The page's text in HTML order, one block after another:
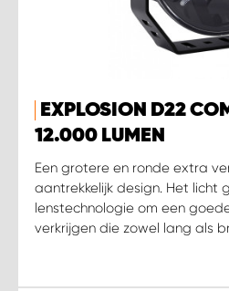
EXPLOSION D22
12.000 LUMEN
Een grotere en ronde extra
aantrekkelijk design. Het licht
lenstechnologie om een
verkrijgen die zowel lang als
WORK SYSTEM HARTWERD
WORK SYSTEM KOOTWIJKERBROEK
WORK SYSTEM LOPIK AUTOSERVICE
WORK SYSTEM LOPIK GARAGE